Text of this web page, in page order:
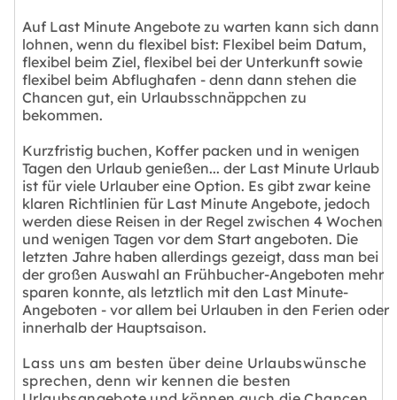
Auf Last Minute Angebote zu warten kann sich dann
lohnen, wenn du flexibel bist: Flexibel beim Datum,
flexibel beim Ziel, flexibel bei der Unterkunft sowie
flexibel beim Abflughafen - denn dann stehen die
Chancen gut, ein Urlaubsschnäppchen zu
bekommen.
Kurzfristig buchen, Koffer packen und in wenigen
Tagen den Urlaub genießen... der Last Minute Urlaub
ist für viele Urlauber eine Option. Es gibt zwar keine
klaren Richtlinien für Last Minute Angebote, jedoch
werden diese Reisen in der Regel zwischen 4 Wochen
und wenigen Tagen vor dem Start angeboten. Die
letzten Jahre haben allerdings gezeigt, dass man bei
der großen Auswahl an Frühbucher-Angeboten mehr
sparen konnte, als letztlich mit den Last Minute-
Angeboten - vor allem bei Urlauben in den Ferien oder
innerhalb der Hauptsaison.
Lass uns am besten über deine Urlaubswünsche
sprechen, denn wir kennen die besten